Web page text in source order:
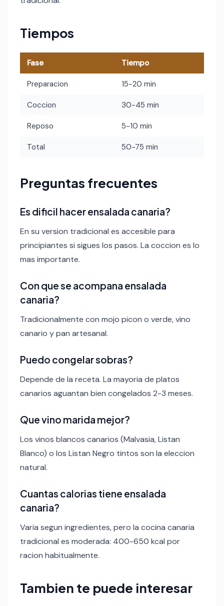
Tiempos
Fase Tiempo
Preparacion 15-20 min
Coccion 30-45 min
Reposo 5-10 min
Total 50-75 min
Preguntas frecuentes
Es dificil hacer ensalada canaria?
En su version tradicional es accesible para
principiantes si sigues los pasos. La coccion es lo
mas importante.
Con que se acompana ensalada
canaria?
Tradicionalmente con mojo picon o verde, vino
canario y pan artesanal.
Puedo congelar sobras?
Depende de la receta. La mayoria de platos
canarios aguantan bien congelados 2-3 meses.
Que vino marida mejor?
Los vinos blancos canarios (Malvasia, Listan
Blanco) o los Listan Negro tintos son la eleccion
natural.
Cuantas calorias tiene ensalada
canaria?
Varia segun ingredientes, pero la cocina canaria
tradicional es moderada: 400-650 kcal por
racion habitualmente.
Tambien te puede interesar